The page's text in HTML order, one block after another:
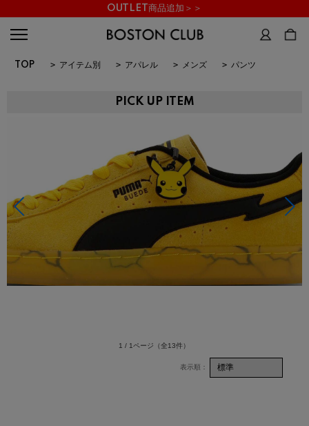
OUTLET商品追加＞＞
TOP > アイテム別 > アパレル > メンズ > パンツ
PICK UP ITEM
1 / 1ページ （全13件）